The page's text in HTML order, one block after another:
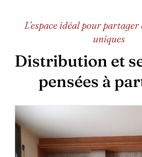
L’espace idéal pour partager
uniques
Distribution et
pensées à